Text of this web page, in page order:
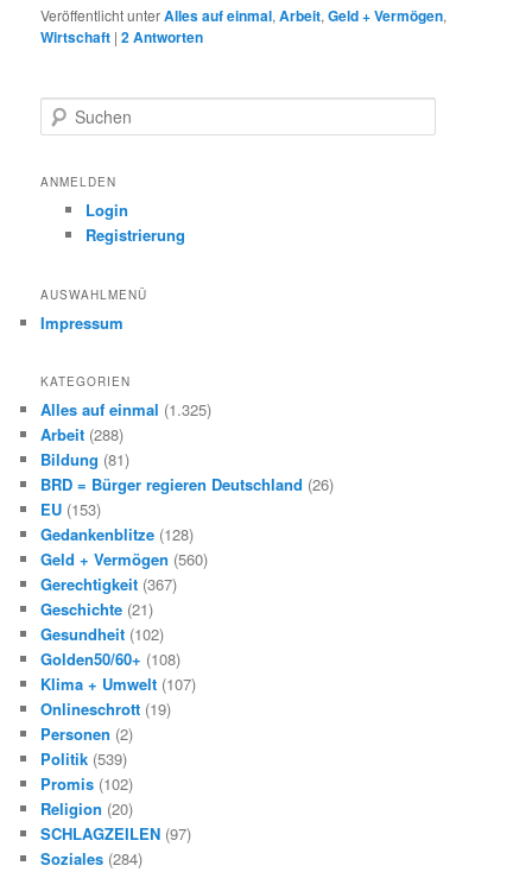
Veröffentlicht unterAlles auf einmal,Arbeit,Geld + Vermögen,
Wirtschaft |2Antworten
u
h
ANMELDEN
Login
Registrierung
AUSWAHLMENÜ
Impressum
KATEGORIEN
Alles auf einmal (1.325)
Arbeit (288)
Bildung (81)
BRD = Bürger regieren Deutschland (26)
EU (153)
Gedankenblitze (128)
Geld + Vermögen (560)
Gerechtigkeit (367)
Geschichte (21)
Gesundheit (102)
Golden50/60+ (108)
Klima + Umwelt (107)
Onlineschrott (19)
Personen (2)
Politik (539)
Promis (102)
Religion (20)
SCHLAGZEILEN (97)
Soziales (284)